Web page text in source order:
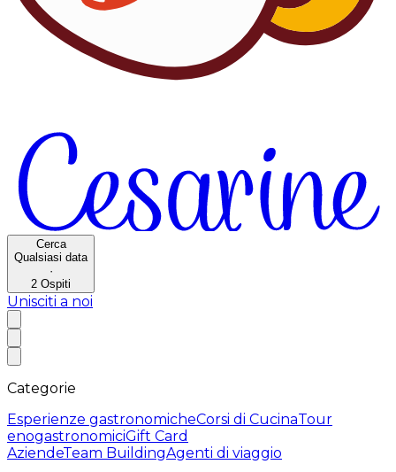
Cerca
Qualsiasi data
·
2 Ospiti
Unisciti a noi
Categorie
Esperienze gastronomicheCorsi di CucinaTour
enogastronomiciGift Card
AziendeTeam BuildingAgenti di viaggio